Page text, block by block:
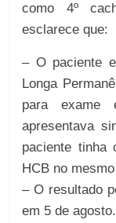
como 4º
esclarece que:
– O paciente
Longa
para exame
apresentava
paciente tinha
HCB no
– O resultado
em 5 de agosto.